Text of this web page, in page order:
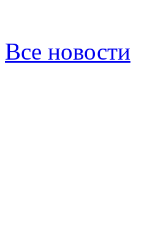
Все новости